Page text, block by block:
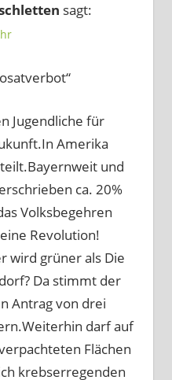
sagt:
Jugendliche für
Amerika
und
ca. 20%
Volksbegehren
Revolution!
wird grüner als Die
Da stimmt der
Antrag von drei
darf auf
Flächen
krebserregenden